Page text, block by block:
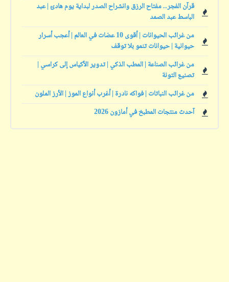
قرآن الفجر.. مفتاح الرزق وانشراح الصدر لبداية يوم هادئ | عبد
الباسط عبد الصمد
من غرائب الحيوانات | أقوى 10 عضات في العالم | أعجب أسرار
حيوانية | حيوانات تنمو بلا توقف
من غرائب الصناعة | المطب الذكي | تدوير الأكياس إلى كراسي |
تصنيع التونة
من غرائب النباتات | فواكه نادرة | أغرب أنواع الموز | الأرز الملون
آحدث منتجات المطبخ في أمازون 2026